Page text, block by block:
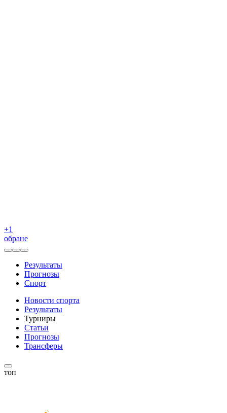
+1
обране
Результаты
Прогнозы
Спорт
Новости спорта
Результаты
Турниры
Статьи
Прогнозы
Трансферы
топ